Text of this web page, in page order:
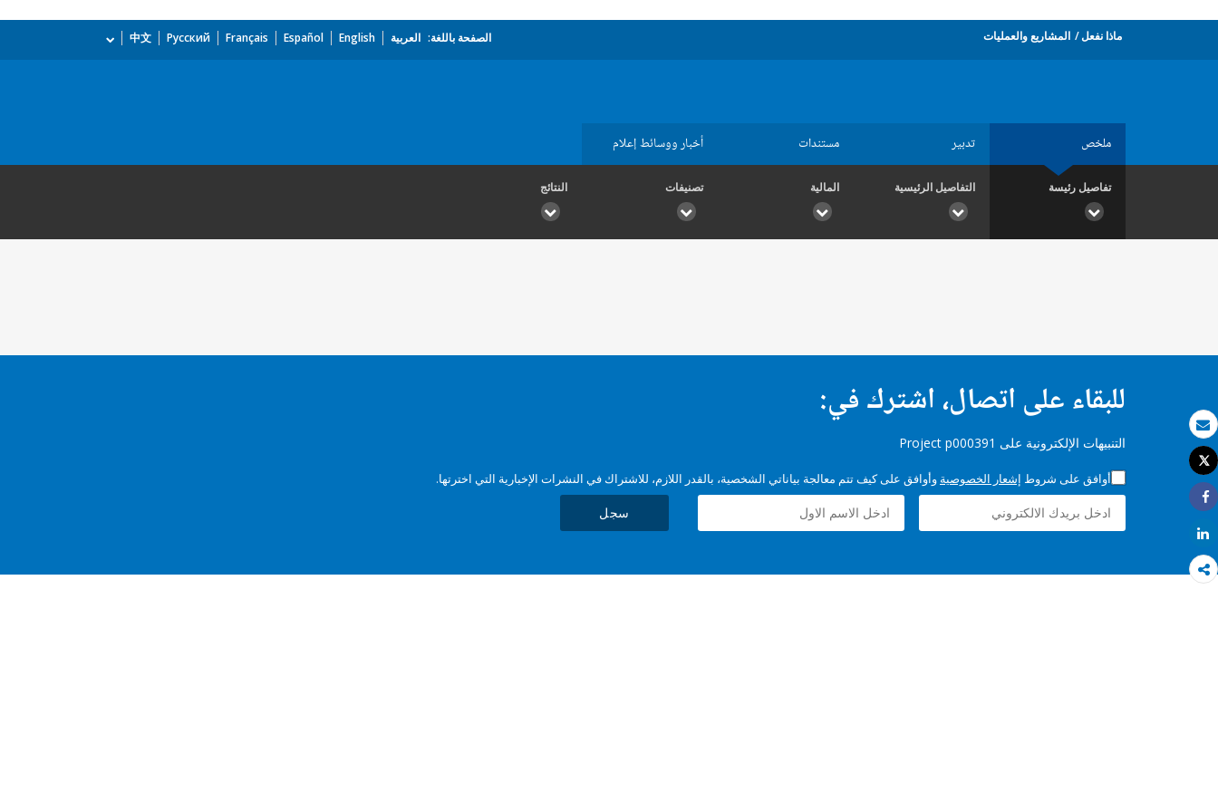
بريد الكتروني
طباعة
Tweet
Share
Share
ماذا نفعل المشاريع والعمليات الصفحة باللغة: العربية English
Español
Français
Русский
中文
ملخص تدبير مستندات أخبار ووسائط إعلام
تفاصيل رئيسة التفاصيل الرئيسية المالية تصنيفات النتائج
للبقاء على اتصال، اشترك في:
التنبيهات الإلكترونية على Project p000391
أوافق على شروط إشعار الخصوصية وأوافق على كيف تتم معالجة بياناتي الشخصية، بالقدر اللازم، للاشتراك في النشرات الإخبارية التي اخترتها.
سجل